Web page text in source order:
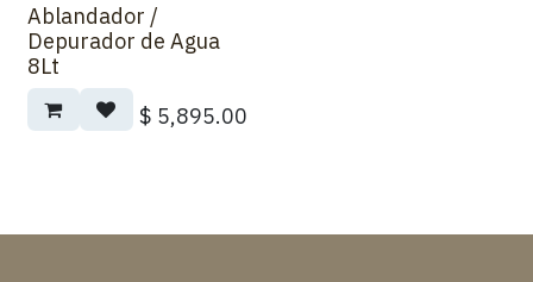
Ablandador /
Depurador de Agua
8Lt
$ 5,895.00